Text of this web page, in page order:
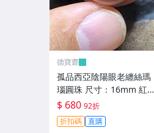
德寶齋
孤品西亞陰陽眼老纏絲瑪
瑙圓珠 尺寸：16mm 紅彤
彤的太陽眼黑瞳天眼，呈
現陰 天珠 瑪瑙 古玩 二手
【德寶齋】6343
$ 680 92折
折扣碼 直購